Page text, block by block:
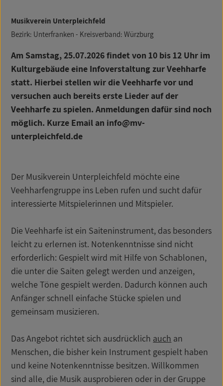
Musikverein Unterpleichfeld
Bezirk: Unterfranken - Kreisverband: Würzburg
Am Samstag, 25.07.2026 findet von 10 bis 12 Uhr im
Kulturgebäude eine Infoverstaltung zur Veehharfe
statt. Hierbei stellen wir die Veehharfe vor und
versuchen auch bereits erste Lieder auf der
Veehharfe zu spielen. Anmeldungen dafür sind noch
möglich. Kurze Email an info@mv-
unterpleichfeld.de
Der Musikverein Unterpleichfeld möchte eine
Veehharfengruppe ins Leben rufen und sucht dafür
interessierte Mitspielerinnen und Mitspieler.
Die Veehharfe ist ein Saiteninstrument, das besonders
leicht zu erlernen ist. Notenkenntnisse sind nicht
erforderlich: Gespielt wird mit Hilfe von Schablonen,
die unter die Saiten gelegt werden und anzeigen,
welche Töne gespielt werden. Dadurch können auch
Anfänger schnell einfache Stücke spielen und
gemeinsam musizieren.
Das Angebot richtet sich ausdrücklich auch an
Menschen, die bisher kein Instrument gespielt haben
und keine Notenkenntnisse besitzen. Willkommen
sind alle, die Musik ausprobieren oder in der Gruppe